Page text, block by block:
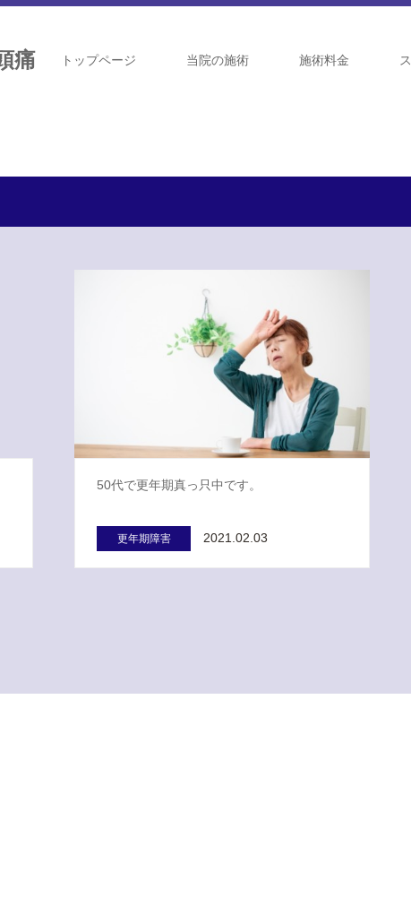
トップページ 当院の施術 施術料金
50代で更年期真っ只中です。
更年期障害 2021.02.03